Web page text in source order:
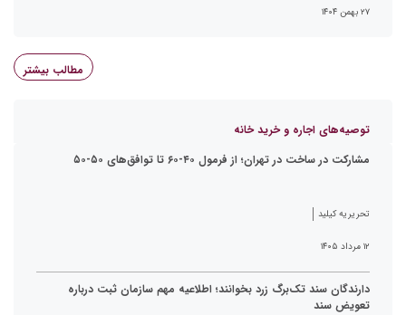
۲۷ بهمن ۱۴۰۴
مطالب بیشتر
توصیه‌های اجاره و خرید خانه
مشارکت در ساخت در تهران؛ از فرمول ۴۰-۶۰ تا توافق‌های ۵۰-۵۰
تحریریه کیلید
۱۲ مرداد ۱۴۰۵
دارندگان سند تک‌برگ زرد بخوانند؛ اطلاعیه مهم سازمان ثبت درباره
تعویض سند